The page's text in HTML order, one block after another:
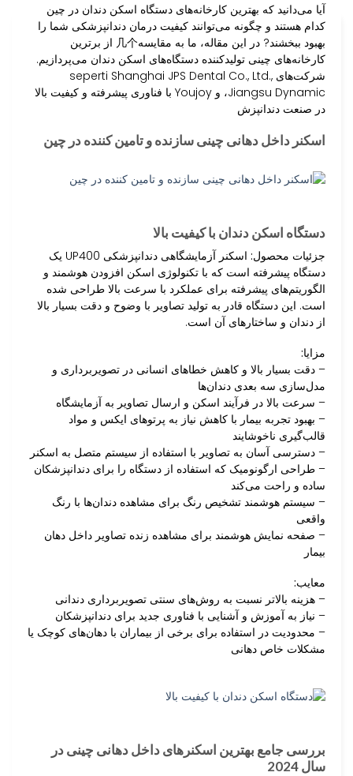
آیا می‌دانید که بهترین کارخانه‌های دستگاه اسکن دندان در چین
کدام هستند و چگونه می‌توانند کیفیت درمان دندانپزشکی شما را
بهبود ببخشند? در این مقاله، ما به مقایسه几个 از برترین
کارخانه‌های چینی تولیدکننده دستگاه‌های اسکن دندان می‌پردازیم.
شرکت‌های seperti Shanghai JPS Dental Co., Ltd.,
Jiangsu Dynamic، و Youjoy با فناوری پیشرفته و کیفیت بالا
در صنعت دندانپزش
اسکنر داخل دهانی چینی سازنده و تامین کننده در چین
دستگاه اسکن دندان با کیفیت بالا
جزئیات محصول:
اسکنر آزمایشگاهی دندانپزشکی UP400 یک
دستگاه پیشرفته است که با تکنولوژی اسکن افزودن هوشمند و
الگوریتم‌های پیشرفته برای عملکرد با سرعت بالا طراحی شده
است. این دستگاه قادر به تولید تصاویر با وضوح و دقت بسیار بالا
از دندان و ساختارهای آن است.
مزایا:
– دقت بسیار بالا و کاهش خطاهای انسانی در تصویربرداری و
مدل‌سازی سه بعدی دندان‌ها
– سرعت بالا در فرآیند اسکن و ارسال تصاویر به آزمایشگاه
– بهبود تجربه بیمار با کاهش نیاز به پرتوهای ایکس و مواد
قالب‌گیری ناخوشایند
– دسترسی آسان به تصاویر با استفاده از سیستم متصل به اسکنر
– طراحی ارگونومیک که استفاده از دستگاه را برای دندانپزشکان
ساده و راحت می‌کند
– سیستم هوشمند تشخیص رنگ برای مشاهده دندان‌ها با رنگ
واقعی
– صفحه نمایش هوشمند برای مشاهده زنده تصاویر داخل دهان
بیمار
معایب:
– هزینه بالاتر نسبت به روش‌های سنتی تصویربرداری دندانی
– نیاز به آموزش و آشنایی با فناوری جدید برای دندانپزشکان
– محدودیت در استفاده برای برخی از بیماران با دهان‌های کوچک یا
مشکلات خاص دهانی
بررسی جامع بهترین اسکنرهای داخل دهانی چینی در
سال 2024